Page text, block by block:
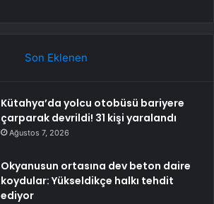
Son Eklenen
Kütahya’da yolcu otobüsü bariyere
çarparak devrildi! 31 kişi yaralandı
Ağustos 7, 2026
Okyanusun ortasına dev beton daire
koydular: Yükseldikçe halkı tehdit
ediyor